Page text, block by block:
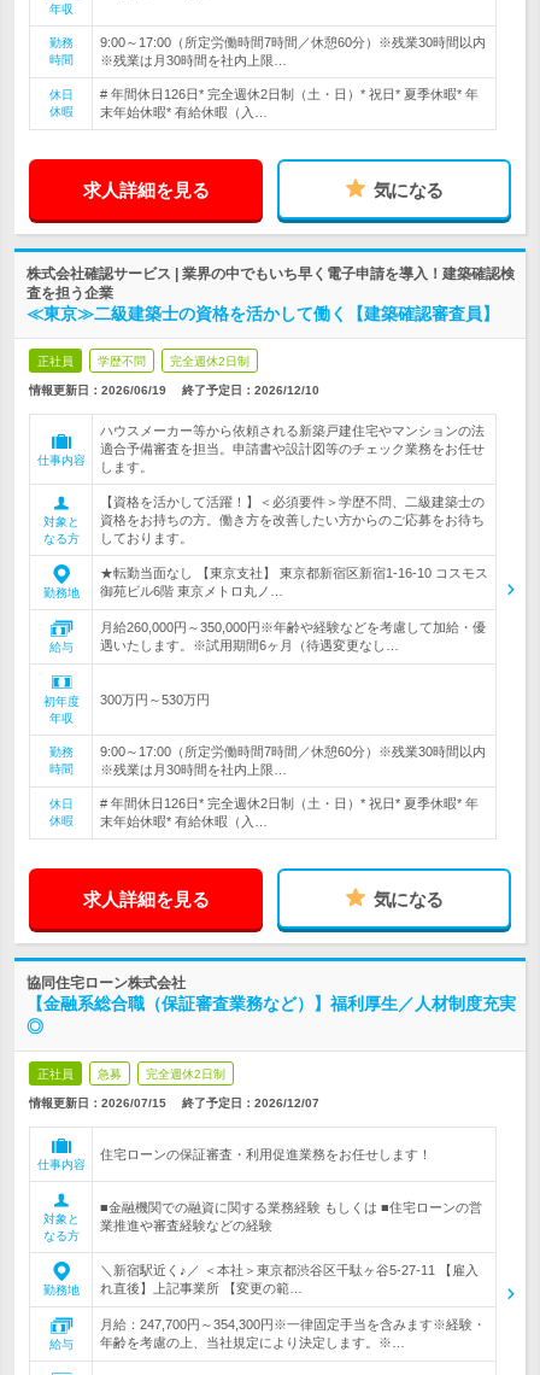
年収
勤務
時間
9:00～17:00（所定労働時間7時間／休憩60分）※残業30時間以内
※残業は月30時間を社内上限…
休日
休暇
# 年間休日126日* 完全週休2日制（土・日）* 祝日* 夏季休暇* 年
末年始休暇* 有給休暇（入…
求人詳細を見る 気になる
株式会社確認サービス | 業界の中でもいち早く電子申請を導入！建築確認検
査を担う企業
≪東京≫二級建築士の資格を活かして働く【建築確認審査員】
正社員 学歴不問 完全週休2日制
情報更新日：2026/06/19 終了予定日： 2026/12/10
仕事内容
ハウスメーカー等から依頼される新築戸建住宅やマンションの法
適合予備審査を担当。申請書や設計図等のチェック業務をお任せ
します。
対象と
なる方
【資格を活かして活躍！】＜必須要件＞学歴不問、二級建築士の
資格をお持ちの方。働き方を改善したい方からのご応募をお待ち
しております。
勤務地
★転勤当面なし 【東京支社】 東京都新宿区新宿1-16-10 コスモス
御苑ビル6階 東京メトロ丸ノ…
給与
月給260,000円～350,000円※年齢や経験などを考慮して加給・優
遇いたします。※試用期間6ヶ月（待遇変更なし…
初年度
年収
300万円～530万円
勤務
時間
9:00～17:00（所定労働時間7時間／休憩60分）※残業30時間以内
※残業は月30時間を社内上限…
休日
休暇
# 年間休日126日* 完全週休2日制（土・日）* 祝日* 夏季休暇* 年
末年始休暇* 有給休暇（入…
求人詳細を見る 気になる
協同住宅ローン株式会社
【金融系総合職（保証審査業務など）】福利厚生／人材制度充実
◎
正社員 急募 完全週休2日制
情報更新日：2026/07/15 終了予定日： 2026/12/07
仕事内容
住宅ローンの保証審査・利用促進業務をお任せします！
対象と
なる方
■金融機関での融資に関する業務経験 もしくは ■住宅ローンの営
業推進や審査経験などの経験
勤務地
＼新宿駅近く♪／ ＜本社＞東京都渋谷区千駄ヶ谷5-27-11 【雇入
れ直後】上記事業所 【変更の範…
給与
月給：247,700円～354,300円※一律固定手当を含みます※経験・
年齢を考慮の上、当社規定により決定します。※…